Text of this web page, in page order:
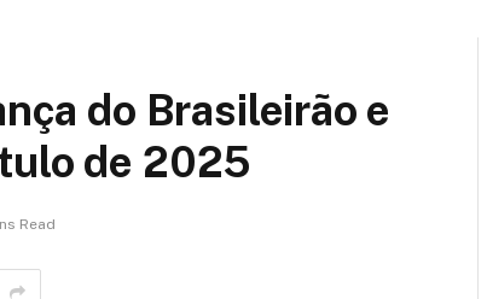
do Brasileirão e
de 2025
Read